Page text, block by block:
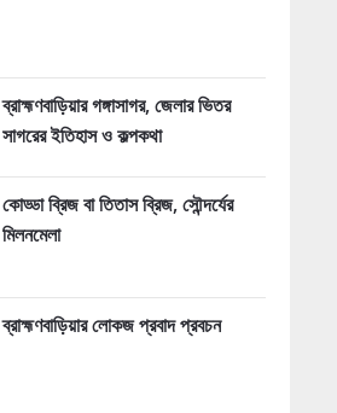
ব্রাহ্মণবাড়িয়ার গঙ্গাসাগর, জেলার ভিতর
সাগরের ইতিহাস ও কল্পকথা
কোড্ডা ব্রিজ বা তিতাস ব্রিজ, সৌন্দর্যের
মিলনমেলা
ব্রাহ্মণবাড়িয়ার লোকজ প্রবাদ প্রবচন